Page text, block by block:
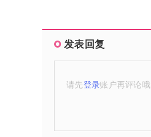
发表回复
请先登录账户再评论哦